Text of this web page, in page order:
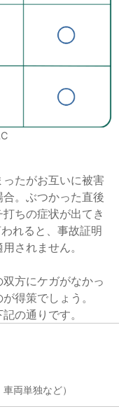
たがお互いに被害
。ぶつかった直後
ちの症状が出てき
れると、事故証明
されません。
方にケガがなかっ
得策でしょう。
の通りです。
両単独など）